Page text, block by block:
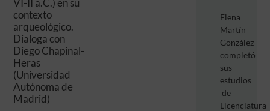
contexto
arqueológico.
Dialoga con
Diego Chapinal-
Heras
(Universidad
Autónoma de
Madrid)
Elena
Martín
González
completó
sus
estudios
de
Licenciatura